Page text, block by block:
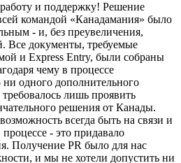
и поддержку! Решение
командой «Канадамания» было
- и, без преувеличения,
Все документы, требуемые
и Express Entry, были собраны
чему в процессе
одного дополнительного
лишь проявить
решения от Канады.
всегда быть на связи и
- это придавало
Получение PR было для нас
и мы не хотели допустить ни